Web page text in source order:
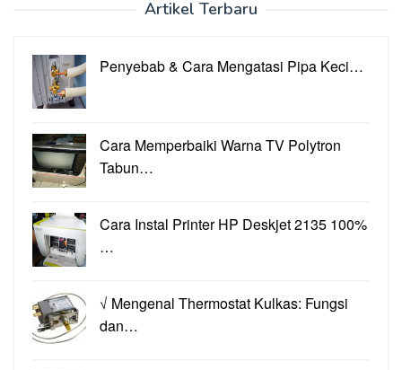
Artikel Terbaru
Penyebab & Cara Mengatasi Pipa Keci…
Cara Memperbaiki Warna TV Polytron
Tabun…
Cara Instal Printer HP Deskjet 2135 100%
…
√ Mengenal Thermostat Kulkas: Fungsi
dan…